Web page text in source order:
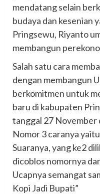
mendatang selain
budaya dan kesenian
Pringsewu, Riyanto
membangun
Salah satu cara
dengan membangun
berkomitmen untuk
baru di kabupaten
tanggal 27 November
Nomor 3 caranya
Suaranya, yang ke2
dicoblos nomornya
Ucapnya semangat
Kopi Jadi Bupati”